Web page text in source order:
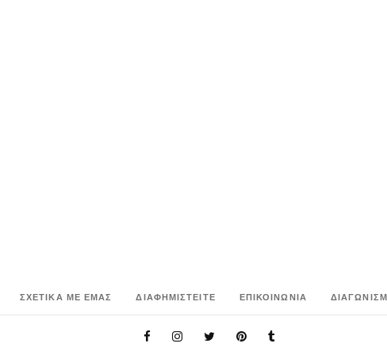
ΣΧΕΤΙΚΑ ΜΕ ΕΜΑΣ ΔΙΑΦΗΜΙΣΤΕΙΤΕ ΕΠΙΚΟΙΝΩΝΙΑ